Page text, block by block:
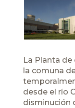
La Planta de
la comuna
desde el río
disminución